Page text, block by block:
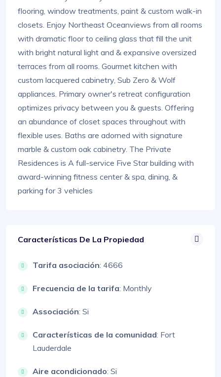
flooring, window treatments, paint & custom walk-in
closets. Enjoy Northeast Oceanviews from all rooms
with dramatic floor to ceiling glass that fill the unit
with bright natural light and & expansive oversized
terraces from all rooms. Gourmet kitchen with
custom lacquered cabinetry, Sub Zero & Wolf
appliances. Primary owner's retreat configuration
optimizes privacy between you & guests. Offering
an abundance of closet spaces throughout with
flexible uses. Baths are adorned with signature
marble & custom oak cabinetry. The Private
Residences is A full-service Five Star building with
award-winning fitness center & spa, dining, &
parking for 3 vehicles
Características De La Propiedad
Tarifa asociación: 4666
Frecuencia de la tarifa: Monthly
Associación: Si
Características de la comunidad: Fort
Lauderdale
Aire acondicionado: Si